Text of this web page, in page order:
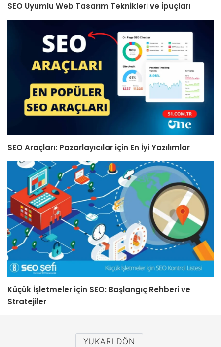
SEO Uyumlu Web Tasarım Teknikleri ve İpuçları
SEO Araçları: Pazarlayıcılar için En İyi Yazılımlar
Küçük İşletmeler için SEO: Başlangıç Rehberi ve
Stratejiler
YUKARI DÖN